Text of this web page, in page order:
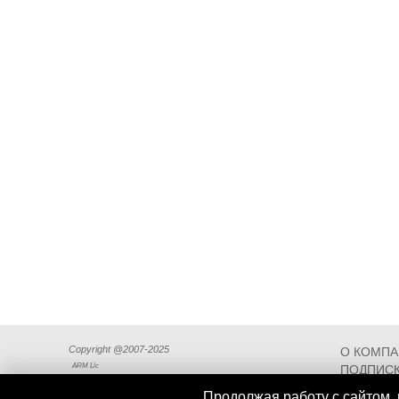
Copyright @2007-2025
ARM Llc
О
СХЕМА